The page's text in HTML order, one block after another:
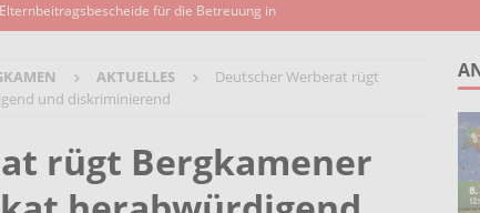
für die Betreuung in
lädt zum gemeinsamen Singen ein!
AKTUELLES
im Gemeindebüro an der Christuskirche in Rünthe
AKTUELLES
Deutscher Werberat rügt
und diskriminierend
rügt Bergkamener